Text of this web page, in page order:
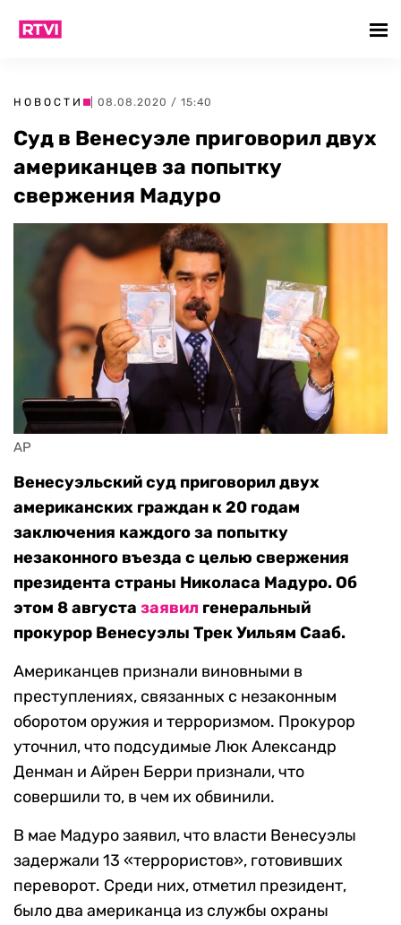
НОВОСТИ | 08.08.2020 / 15:40
Суд в Венесуэле приговорил двух
американцев за попытку
свержения Мадуро
AP
Венесуэльский суд приговорил двух
американских граждан к 20 годам
заключения каждого за попытку
незаконного въезда с целью свержения
президента страны Николаса Мадуро. Об
этом 8 августа заявил генеральный
прокурор Венесуэлы Трек Уильям Сааб.
Американцев признали виновными в
преступлениях, связанных с незаконным
оборотом оружия и терроризмом. Прокурор
уточнил, что подсудимые Люк Александр
Денман и Айрен Берри признали, что
совершили то, в чем их обвинили.
В мае Мадуро заявил, что власти Венесуэлы
задержали 13 «террористов», готовивших
переворот. Среди них, отметил президент,
было два американца из службы охраны